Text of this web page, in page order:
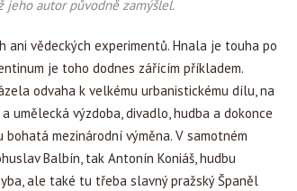
jeho autor původně zamýšlel.
ani vědeckých experimentů. Hnala je touha po
je toho dodnes zářícím příkladem.
odvaha k velkému urbanistickému dílu, na
umělecká výzdoba, divadlo, hudba a dokonce
mezinárodní výměna. V samotném
Balbín, tak Antonín Koniáš, hudbu
ale také tu třeba slavný pražský Španěl